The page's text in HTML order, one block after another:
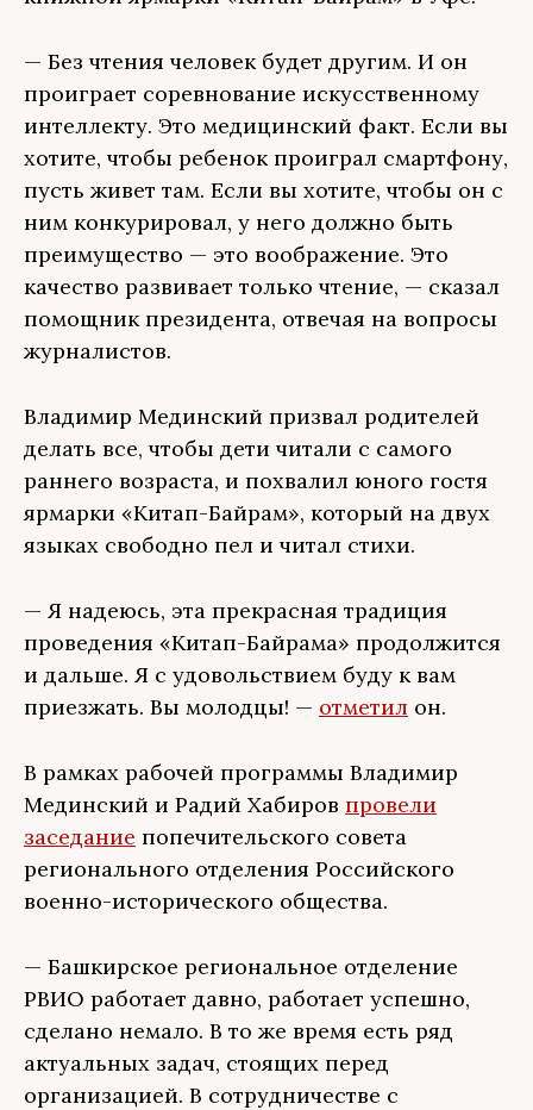
— Без чтения человек будет другим. И он
проиграет соревнование искусственному
интеллекту. Это медицинский факт. Если вы
хотите, чтобы ребенок проиграл смартфону,
пусть живет там. Если вы хотите, чтобы он с
ним конкурировал, у него должно быть
преимущество — это воображение. Это
качество развивает только чтение, — сказал
помощник президента, отвечая на вопросы
журналистов.
Владимир Мединский призвал родителей
делать все, чтобы дети читали с самого
раннего возраста, и похвалил юного гостя
ярмарки «Китап-Байрам», который на двух
языках свободно пел и читал стихи.
— Я надеюсь, эта прекрасная традиция
проведения «Китап-Байрама» продолжится
и дальше. Я с удовольствием буду к вам
приезжать. Вы молодцы! — отметил он.
В рамках рабочей программы Владимир
Мединский и Радий Хабиров провели
заседание попечительского совета
регионального отделения Российского
военно-исторического общества.
— Башкирское региональное отделение
РВИО работает давно, работает успешно,
сделано немало. В то же время есть ряд
актуальных задач, стоящих перед
организацией. В сотрудничестве с